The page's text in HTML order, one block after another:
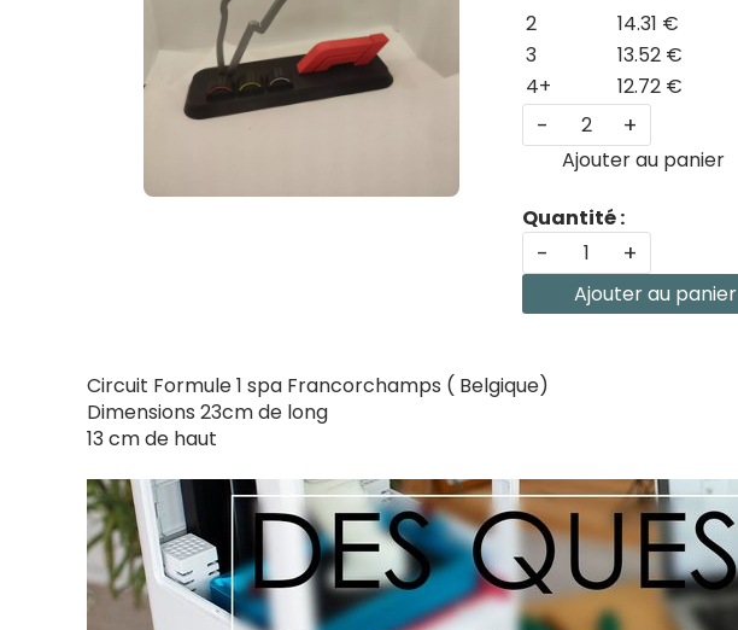
2
14.31 €
3
13.52 €
4+
12.72 €
- +
Ajouter au panier
Quantité :
- +
Ajouter au panier
Circuit Formule 1 spa Francorchamps ( Belgique)
Dimensions 23cm de long
13 cm de haut